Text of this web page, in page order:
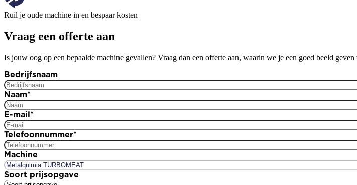
Ruil je oude machine in en bespaar kosten
Vraag een offerte aan
Is jouw oog op een bepaalde machine gevallen? Vraag dan een offerte aan, waarin we je een goed beeld
Bedrijfsnaam
Naam*
E-mail *
Telefoonnummer*
Machine
Soort prijsopgave